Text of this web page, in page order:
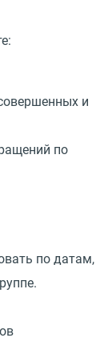
и
по
по датам,